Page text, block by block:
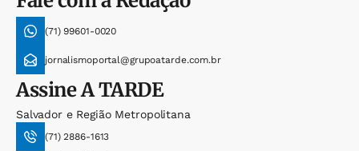
(71) 99601-0020
jornalismoportal@grupoatarde.com.br
AssineA TARDE
Salvador e Região Metropolitana
(71) 2886-1613